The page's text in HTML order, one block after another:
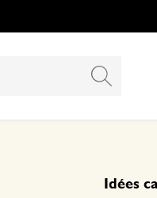
Idées